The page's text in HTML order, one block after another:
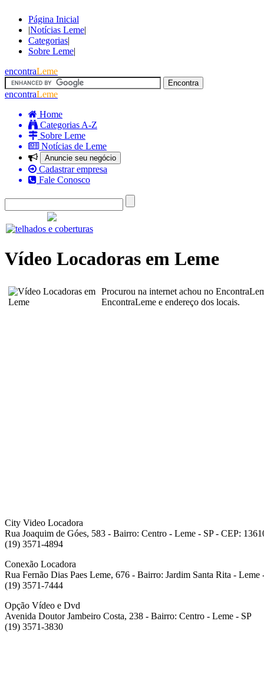
Página Inicial
|Notícias Leme|
Categorias|
Sobre Leme|
encontraLeme
encontraLeme
Home
Categorias A-Z
Sobre Leme
Notícias de Leme
Anuncie seu negócio
Cadastrar empresa
Fale Conosco
Vídeo Locadoras em Leme
Procurou na internet achou no
EncontraLeme e endereço dos locais.
City Video Locadora
Rua Joaquim de Góes, 583 - Bairro: Centro - Leme - SP - CEP:
(19) 3571-4894
Conexão Locadora
Rua Fernão Dias Paes Leme, 676 - Bairro: Jardim Santa Rita - Leme
(19) 3571-7444
Opção Vídeo e Dvd
Avenida Doutor Jambeiro Costa, 238 - Bairro: Centro - Leme - SP
(19) 3571-3830